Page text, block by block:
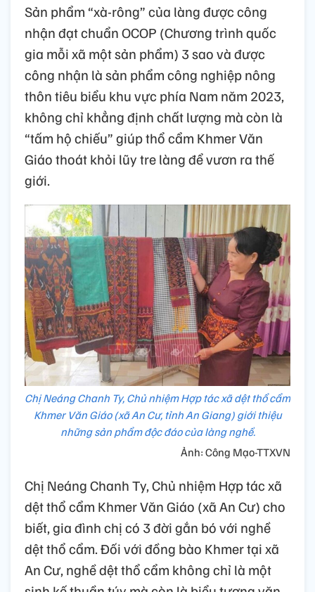
Sản phẩm “xà-rông” của làng được công
nhận đạt chuẩn OCOP (Chương trình quốc
gia mỗi xã một sản phẩm) 3 sao và được
công nhận là sản phẩm công nghiệp nông
thôn tiêu biểu khu vực phía Nam năm 2023,
không chỉ khẳng định chất lượng mà còn là
“tấm hộ chiếu” giúp thổ cẩm Khmer Văn
Giáo thoát khỏi lũy tre làng để vươn ra thế
giới.
Chị Neáng Chanh Ty, Chủ nhiệm Hợp tác xã dệt thổ cẩm
Khmer Văn Giáo (xã An Cư, tỉnh An Giang) giới thiệu
những sản phẩm độc đáo của làng nghề.
Ảnh: Công Mạo-TTXVN
Chị Neáng Chanh Ty, Chủ nhiệm Hợp tác xã
dệt thổ cẩm Khmer Văn Giáo (xã An Cư) cho
biết, gia đình chị có 3 đời gắn bó với nghề
dệt thổ cẩm. Đối với đồng bào Khmer tại xã
An Cư, nghề dệt thổ cẩm không chỉ là một